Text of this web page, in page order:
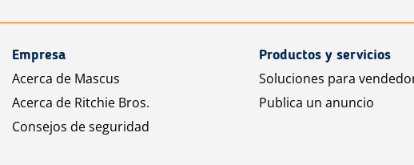
Empresa
Acerca de Mascus
Acerca de Ritchie Bros.
Consejos de seguridad
Productos y servicios
Soluciones para
Publica un anuncio